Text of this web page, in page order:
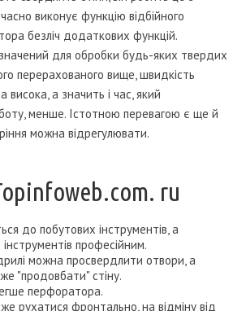
виконує функцію відбійного
безліч додаткових функцій.
для обробки будь-яких твердих
перерахованого вище, швидкість
а значить і час, який
менше. Істотною перевагою є ще й
можна відрегулювати.
ru
до побутових інструментів, а
професійним.
можна просвердлити отвори, а
"продовбати" стіну.
перфоратора.
рухатися фронтально, на відміну від